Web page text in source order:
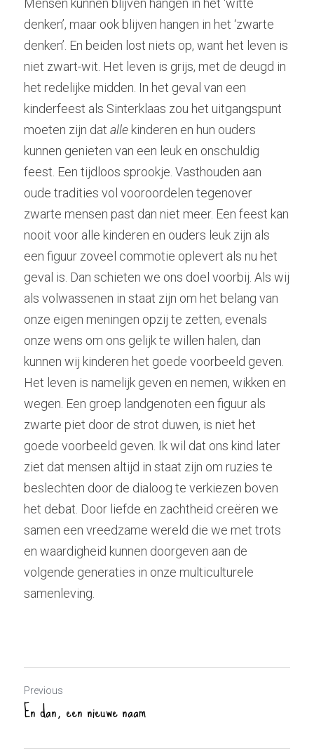
Mensen kunnen blijven hangen in het ‘witte
denken’, maar ook blijven hangen in het ‘zwarte
denken’. En beiden lost niets op, want het leven is
niet zwart-wit. Het leven is grijs, met de deugd in
het redelijke midden. In het geval van een
kinderfeest als Sinterklaas zou het uitgangspunt
moeten zijn dat alle kinderen en hun ouders
kunnen genieten van een leuk en onschuldig
feest. Een tijdloos sprookje. Vasthouden aan
oude tradities vol vooroordelen tegenover
zwarte mensen past dan niet meer. Een feest kan
nooit voor alle kinderen en ouders leuk zijn als
een figuur zoveel commotie oplevert als nu het
geval is. Dan schieten we ons doel voorbij. Als wij
als volwassenen in staat zijn om het belang van
onze eigen meningen opzij te zetten, evenals
onze wens om ons gelijk te willen halen, dan
kunnen wij kinderen het goede voorbeeld geven.
Het leven is namelijk geven en nemen, wikken en
wegen. Een groep landgenoten een figuur als
zwarte piet door de strot duwen, is niet het
goede voorbeeld geven. Ik wil dat ons kind later
ziet dat mensen altijd in staat zijn om ruzies te
beslechten door de dialoog te verkiezen boven
het debat. Door liefde en zachtheid creëren we
samen een vreedzame wereld die we met trots
en waardigheid kunnen doorgeven aan de
volgende generaties in onze multiculturele
samenleving.
Previous
En dan, een nieuwe naam